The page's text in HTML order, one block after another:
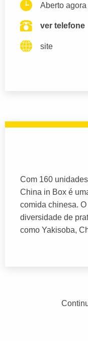
Aberto agora
ver telefone
site
Com 160
China in Box é
comida chinesa.
diversidade de
como Yakisoba,